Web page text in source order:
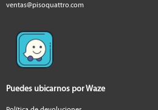
ventas@pisoquattro.com
Puedes ubicarnos por Waze